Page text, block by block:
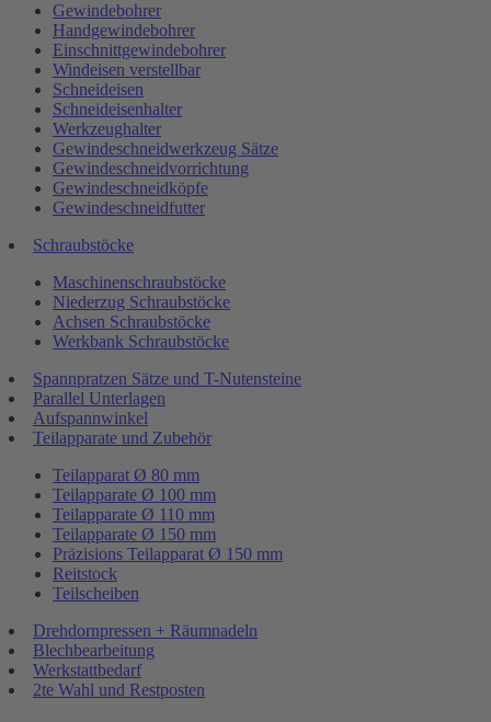
Gewindebohrer
Handgewindebohrer
Einschnittgewindebohrer
Windeisen verstellbar
Schneideisen
Schneideisenhalter
Werkzeughalter
Gewindeschneidwerkzeug Sätze
Gewindeschneidvorrichtung
Gewindeschneidköpfe
Gewindeschneidfutter
Schraubstöcke
Maschinenschraubstöcke
Niederzug Schraubstöcke
Achsen Schraubstöcke
Werkbank Schraubstöcke
Spannpratzen Sätze und T-Nutensteine
Parallel Unterlagen
Aufspannwinkel
Teilapparate und Zubehör
Teilapparat Ø 80 mm
Teilapparate Ø 100 mm
Teilapparate Ø 110 mm
Teilapparate Ø 150 mm
Präzisions Teilapparat Ø 150 mm
Reitstock
Teilscheiben
Drehdornpressen + Räumnadeln
Blechbearbeitung
Werkstattbedarf
2te Wahl und Restposten